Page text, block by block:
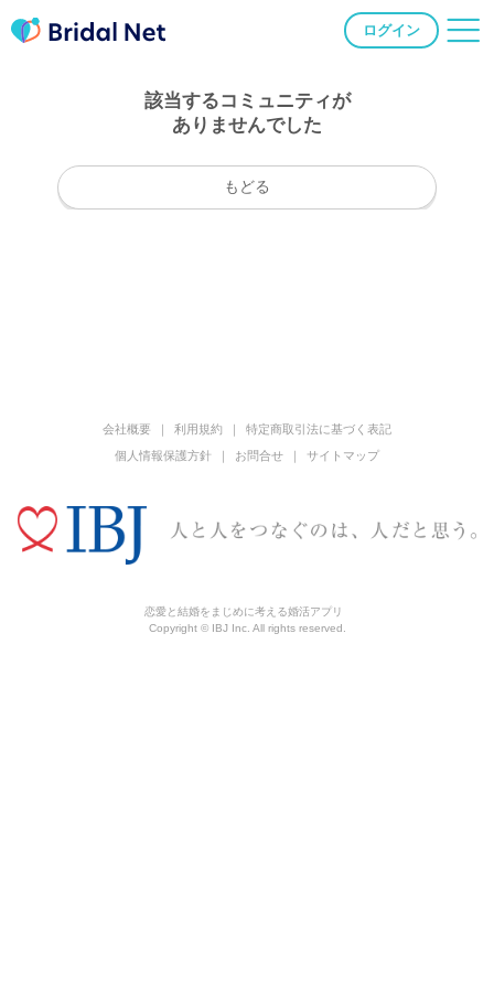
ログイン
該当するコミュニティが
ありませんでした
もどる
会社概要 利用規約
特定商取引法に基づく表記
個人情報保護方針
お問合せ サイトマップ
恋愛と結婚をまじめに考える婚活アプリ
Copyright © IBJ Inc. All rights reserved.